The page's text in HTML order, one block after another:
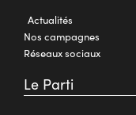
Actualités
Nos campagnes
Réseaux sociaux
Le Parti